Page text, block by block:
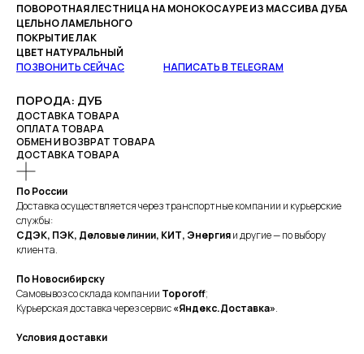
ПОВОРОТНАЯ ЛЕСТНИЦА НА МОНОКОСАУРЕ ИЗ МАССИВА ДУБА
ЦЕЛЬНО ЛАМЕЛЬНОГО
ПОКРЫТИЕ ЛАК
ЦВЕТ НАТУРАЛЬНЫЙ
ПОЗВОНИТЬ СЕЙЧАС
НАПИСАТЬ В TELEGRAM
ПОРОДА: ДУБ
ДОСТАВКА ТОВАРА
ОПЛАТА ТОВАРА
ОБМЕН И ВОЗВРАТ ТОВАРА
ДОСТАВКА ТОВАРА
По России
Доставка осуществляется через транспортные компании и курьерские
службы:
СДЭК, ПЭК, Деловые линии, КИТ, Энергияи другие — по выбору
клиента.
По Новосибирску
Самовывоз со склада компании Toporoff;
Курьерская доставка через сервис«Яндекс.Доставка».
Условия доставки